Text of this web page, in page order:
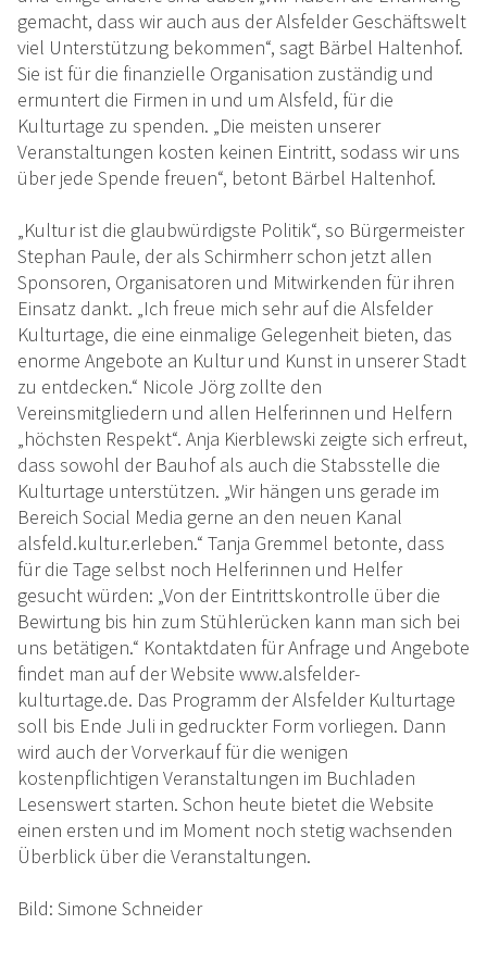
gemacht, dass wir auch aus der Alsfelder Geschäftswelt
viel Unterstützung bekommen“, sagt Bärbel Haltenhof.
Sie ist für die finanzielle Organisation zuständig und
ermuntert die Firmen in und um Alsfeld, für die
Kulturtage zu spenden. „Die meisten unserer
Veranstaltungen kosten keinen Eintritt, sodass wir uns
über jede Spende freuen“, betont Bärbel Haltenhof.
„Kultur ist die glaubwürdigste Politik“, so Bürgermeister
Stephan Paule, der als Schirmherr schon jetzt allen
Sponsoren, Organisatoren und Mitwirkenden für ihren
Einsatz dankt. „Ich freue mich sehr auf die Alsfelder
Kulturtage, die eine einmalige Gelegenheit bieten, das
enorme Angebote an Kultur und Kunst in unserer Stadt
zu entdecken.“ Nicole Jörg zollte den
Vereinsmitgliedern und allen Helferinnen und Helfern
„höchsten Respekt“. Anja Kierblewski zeigte sich erfreut,
dass sowohl der Bauhof als auch die Stabsstelle die
Kulturtage unterstützen. „Wir hängen uns gerade im
Bereich Social Media gerne an den neuen Kanal
alsfeld.kultur.erleben.“ Tanja Gremmel betonte, dass
für die Tage selbst noch Helferinnen und Helfer
gesucht würden: „Von der Eintrittskontrolle über die
Bewirtung bis hin zum Stühlerücken kann man sich bei
uns betätigen.“ Kontaktdaten für Anfrage und Angebote
findet man auf der Website www.alsfelder-
kulturtage.de. Das Programm der Alsfelder Kulturtage
soll bis Ende Juli in gedruckter Form vorliegen. Dann
wird auch der Vorverkauf für die wenigen
kostenpflichtigen Veranstaltungen im Buchladen
Lesenswert starten. Schon heute bietet die Website
einen ersten und im Moment noch stetig wachsenden
Überblick über die Veranstaltungen.
Bild: Simone Schneider